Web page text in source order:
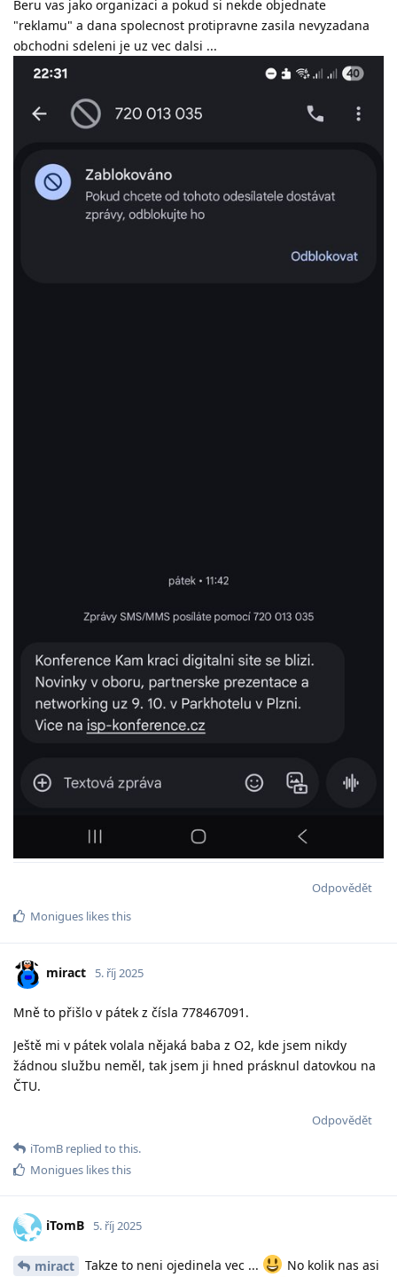
Beru vas jako organizaci a pokud si nekde objednate
"reklamu" a dana spolecnost protipravne zasila nevyzadana
obchodni sdeleni je uz vec dalsi ...
Odpovědět
Monigues likes this
miract 5. říj 2025
Mně to přišlo v pátek z čísla 778467091.
Ještě mi v pátek volala nějaká baba z O2, kde jsem nikdy
žádnou službu neměl, tak jsem ji hned prásknul datovkou na
ČTU.
Odpovědět
iTomB replied to this.
Monigues likes this
iTomB 5. říj 2025
miract Takze to neni ojedinela vec ...
No kolik nas asi